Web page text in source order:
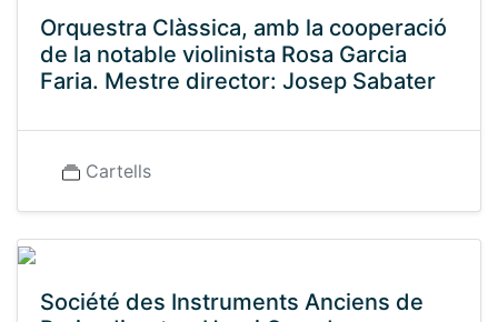
Orquestra Clàssica, amb la cooperació
de la notable violinista Rosa Garcia
Faria. Mestre director: Josep Sabater
Cartells
Société des Instruments Anciens de